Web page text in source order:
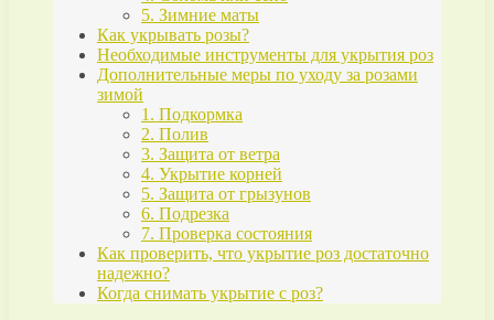
5. Зимние маты
Как укрывать розы?
Необходимые инструменты для укрытия роз
Дополнительные меры по уходу за розами
зимой
1. Подкормка
2. Полив
3. Защита от ветра
4. Укрытие корней
5. Защита от грызунов
6. Подрезка
7. Проверка состояния
Как проверить, что укрытие роз достаточно
надежно?
Когда снимать укрытие с роз?